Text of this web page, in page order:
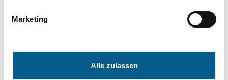
Marketing
Alle zulassen
Aktive Filter:
Themen: Wohlfahrtswesen
Themen: Denkmalschutz